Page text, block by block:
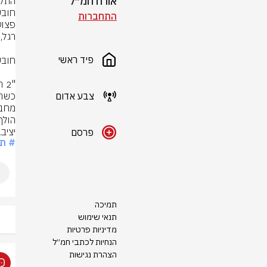
התחברות
פיד ראשי
צבע אדום
פרסם
תמיכה
תנאי שימוש
מדיניות פרטיות
הנחיות לכתבי חמ״ל
הצהרת נגישות
#